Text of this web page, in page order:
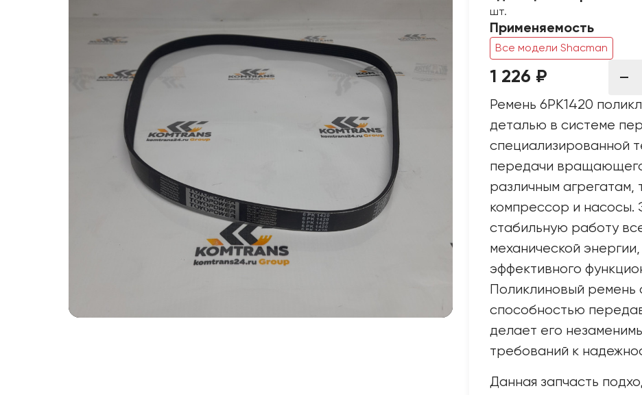
шт.
Применяемость
Все модели Shacman
1 226 ₽
Ремень 6PK1420
деталью в системе
специализированной
передачи
различным агрегатам,
компрессор и насосы.
стабильную работу
механической
эффективного
Поликлиновый ремень
способностью
делает его
требований к
Данная запчасть